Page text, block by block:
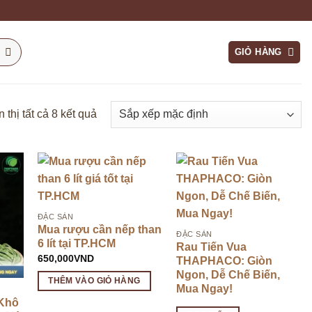
GIỎ HÀNG
thị tất cả 8 kết quả
ĐẶC SẢN
Mua rượu cần nếp than
6 lít tại TP.HCM
650,000VND
THÊM VÀO GIỎ HÀNG
ĐẶC SẢN
Rau Tiến Vua
THAPHACO: Giòn
Ngon, Dễ Chế Biến,
Mua Ngay!